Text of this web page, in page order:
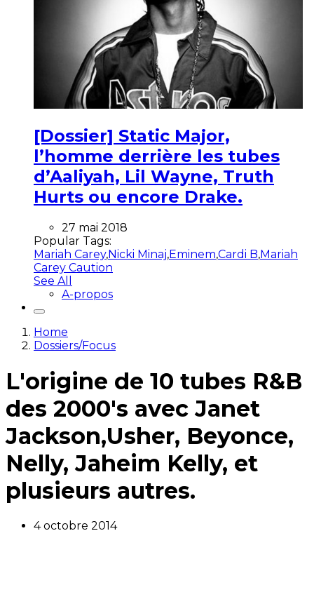
[Dossier] Static Major,
l’homme derrière les tubes
d’Aaliyah, Lil Wayne, Truth
Hurts ou encore Drake.
27 mai 2018
Popular Tags:
Mariah Carey,Nicki Minaj,Eminem,Cardi B,Mariah
Carey Caution
See All
A-propos
Home
Dossiers/Focus
L'origine de 10 tubes R&B
des 2000's avec Janet
Jackson,Usher, Beyonce,
Nelly, Jaheim Kelly, et
plusieurs autres.
4 octobre 2014